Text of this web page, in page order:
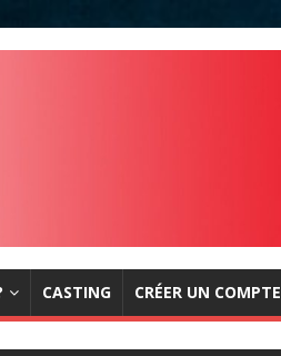
CASTING CRÉER UN COMPTE